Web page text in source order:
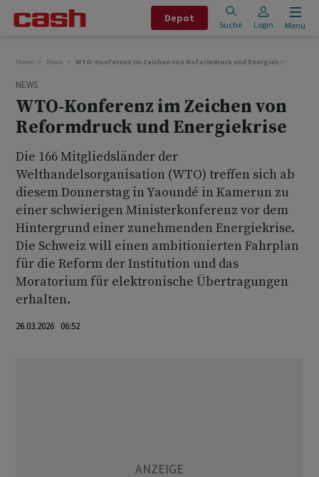
Depot
Suche Login Menu
Home News WTO-Konferenz im Zeichen von Reformdruck und Energiekrise
NEWS
WTO-Konferenz im Zeichen von
Reformdruck und Energiekrise
Die 166 Mitgliedsländer der
Welthandelsorganisation (WTO) treffen sich ab
diesem Donnerstag in Yaoundé in Kamerun zu
einer schwierigen Ministerkonferenz vor dem
Hintergrund einer zunehmenden Energiekrise.
Die Schweiz will einen ambitionierten Fahrplan
für die Reform der Institution und das
Moratorium für elektronische Übertragungen
erhalten.
26.03.2026 06:52